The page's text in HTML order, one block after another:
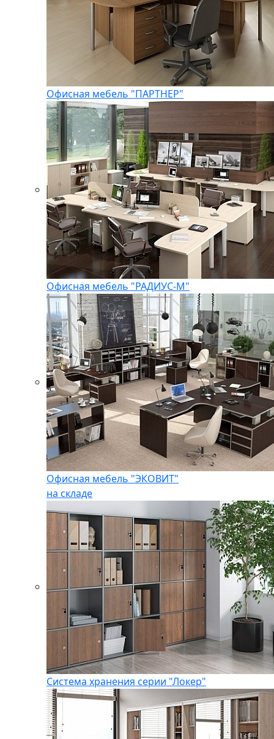
Офисная мебель "ПАРТНЕР"
Офисная мебель "РАДИУС-М"
Офисная мебель "ЭКОВИТ"
на складе
Система хранения серии "Локер"